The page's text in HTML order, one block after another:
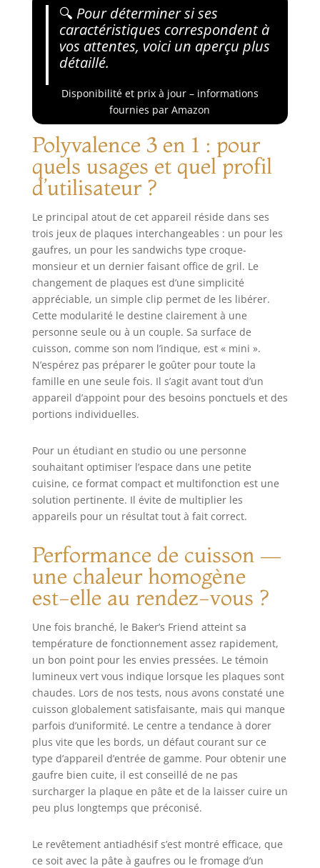
🔍 Pour déterminer si ses
caractéristiques correspondent à
vos attentes, voici un aperçu plus
détaillé.
Disponibilité et prix à jour – informations
fournies par Amazon
Polyvalence 3 en 1 : pour
quels usages et quel profil
d’utilisateur ?
Le principal atout de cet appareil réside dans ses
trois jeux de plaques interchangeables : un pour les
gaufres, un pour les sandwichs type croque-
monsieur et un dernier faisant office de gril. Le
changement de plaques est d’une simplicité
appréciable, un simple clip permet de les libérer.
Cette modularité le destine clairement à une
personne seule ou à un couple. Sa surface de
cuisson, comme son nom l’indique, est « mini ».
N’espérez pas préparer le goûter pour toute la
famille en une seule fois. Il s’agit avant tout d’un
appareil d’appoint pour des besoins ponctuels et des
portions individuelles.
Pour un étudiant en studio ou une personne
souhaitant optimiser l’espace dans une petite
cuisine, ce format compact et multifonction est une
solution pertinente. Il évite de multiplier les
appareils pour un résultat tout à fait correct.
Performance de cuisson —
une chaleur homogène
est-elle au rendez-vous ?
Une fois branché, le Baker’s Friend atteint sa
température de fonctionnement assez rapidement,
un bon point pour les envies pressées. Le témoin
lumineux vert vous indique lorsque les plaques sont
chaudes. Lors de nos tests, nous avons constaté une
cuisson globalement satisfaisante, mais qui manque
parfois d’uniformité. Le centre a tendance à dorer
plus vite que les bords, un défaut courant sur ce
type d’appareil d’entrée de gamme. Pour obtenir une
gaufre bien cuite, il est conseillé de ne pas
surcharger la plaque en pâte et de la laisser cuire un
peu plus longtemps que préconisé.
Le revêtement antiadhésif s’est montré efficace, que
ce soit avec la pâte à gaufres ou le fromage d’un